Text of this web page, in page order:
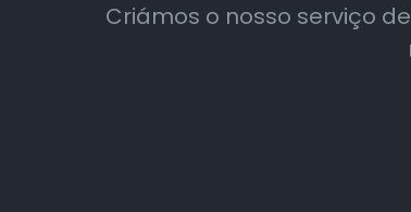
Criámos o nosso serviço